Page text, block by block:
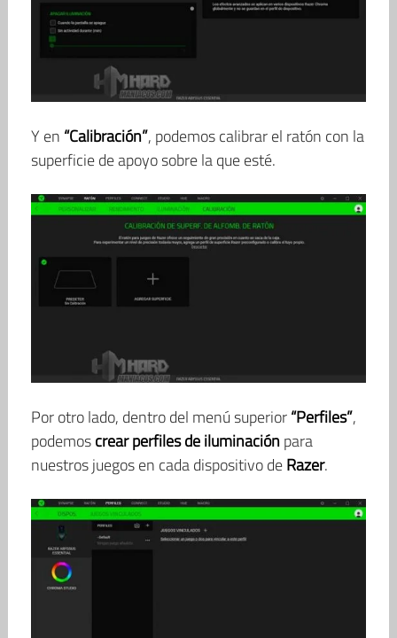
Y en “Calibración”, podemos calibrar el ratón con la
superficie de apoyo sobre la que esté.
Por otro lado, dentro del menú superior“Perfiles”,
podemoscrear perfiles de iluminaciónpara
nuestros juegos en cada dispositivo deRazer.